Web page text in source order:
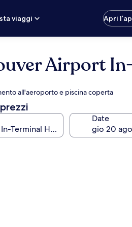
viaggi
Apri
Airport
all'aeroporto e piscina coperta
Date